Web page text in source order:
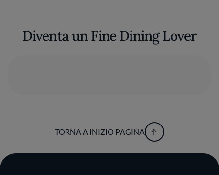
Diventa un Fine Dining Lover
TORNA A INIZIO PAGINA